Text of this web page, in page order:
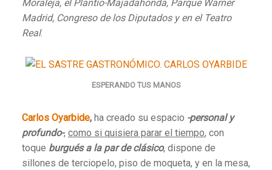
Moraleja, el Plantío-Majadahonda, Parque Warner
Madrid, Congreso de los Diputadosy en el Teatro
Real.
ESPERANDO TUS MANOS
Carlos Oyarbide,ha creado su espacio -personal y
profundo-, como si quisiera parar el tiempo, con
toque burgués a la par de clásico, dispone de
sillones de terciopelo, piso de moqueta, y en la mesa,